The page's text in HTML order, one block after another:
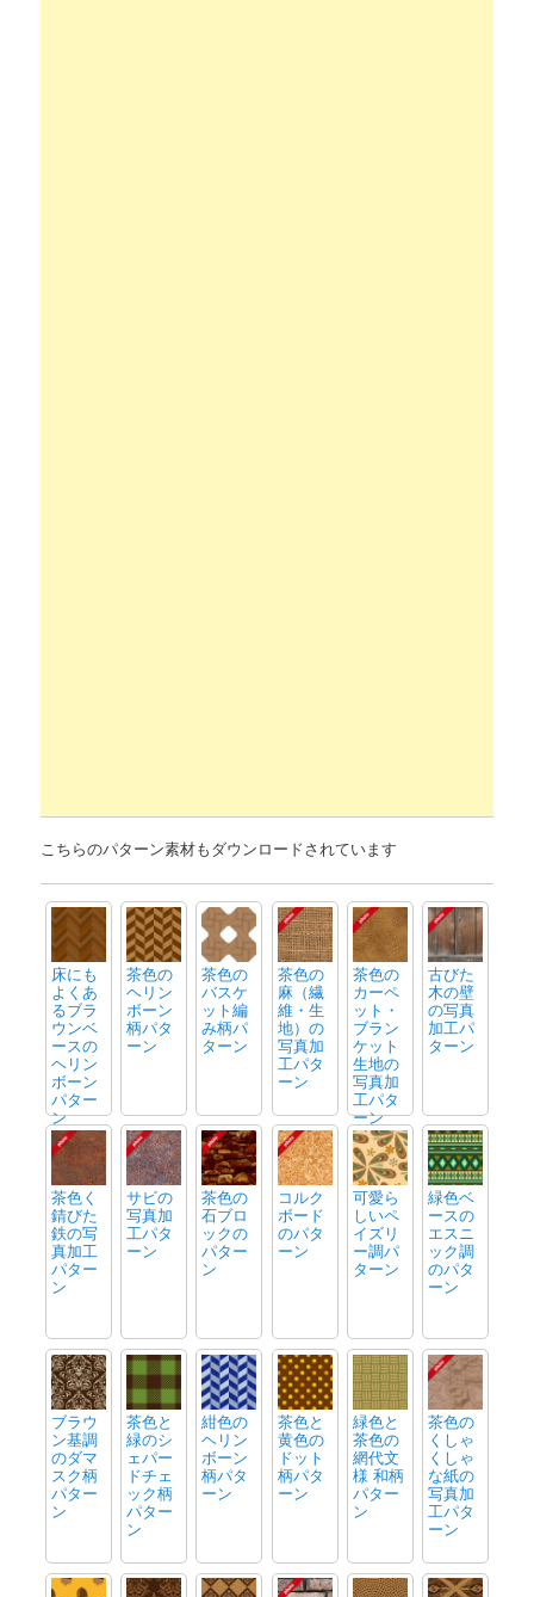
こちらのパターン素材もダウンロードされています
床にも
よくあ
るブラ
ウンベ
ースの
ヘリン
ボーン
パター
ン
茶色の
ヘリン
ボーン
柄パタ
ーン
茶色の
バスケ
ット編
み柄パ
ターン
茶色の
麻（繊
維・生
地）の
写真加
工パタ
ーン
茶色の
カーペ
ット・
ブラン
ケット
生地の
写真加
工パタ
ーン
古びた
木の壁
の写真
加工パ
ターン
茶色く
錆びた
鉄の写
真加工
パター
ン
サビの
写真加
工パタ
ーン
茶色の
石ブロ
ックの
パター
ン
コルク
ボード
のパタ
ーン
可愛ら
しいペ
イズリ
ー調パ
ターン
緑色ベ
ースの
エスニ
ック調
のパタ
ーン
ブラウ
ン基調
のダマ
スク柄
パター
ン
茶色と
緑のシ
ェパー
ドチェ
ック柄
パター
ン
紺色の
ヘリン
ボーン
柄パタ
ーン
茶色と
黄色の
ドット
柄パタ
ーン
緑色と
茶色の
網代文
様 和柄
パター
ン
茶色の
くしゃ
くしゃ
な紙の
写真加
工パタ
ーン